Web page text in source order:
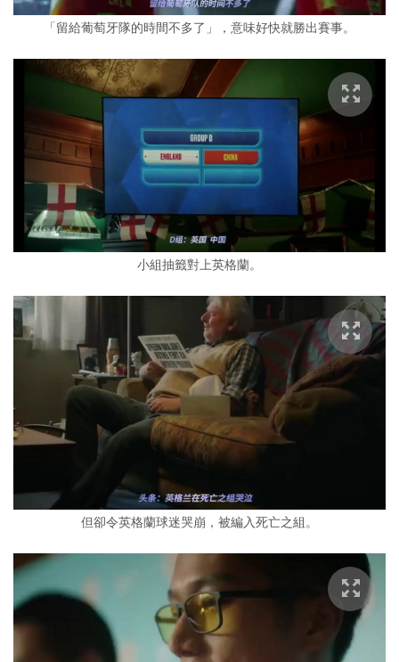
「留給葡萄牙隊的時間不多了」，意味好快就勝出賽事。
小組抽籤對上英格蘭。
但卻令英格蘭球迷哭崩，被編入死亡之組。